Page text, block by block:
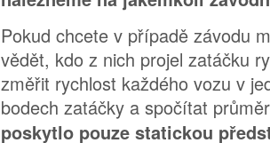
Pokud chcete v případě závodu
vědět, kdo z nich projel zatáčku
změřit rychlost každého vozu v
bodech zatáčky a spočítat
poskytlo pouze statickou